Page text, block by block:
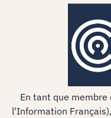
En tant que membre
l'Information